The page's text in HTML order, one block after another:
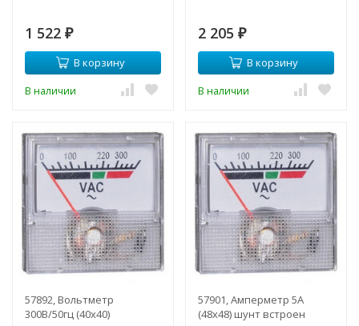
1 522 ₽
В корзину
В наличии
2 205 ₽
В корзину
В наличии
57892, Вольтметр
300В/50гц (40х40)
57901, Амперметр 5А
(48х48) шунт встроен